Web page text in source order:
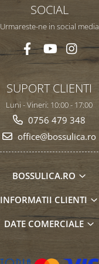
SOCIAL
Urmareste-ne in social media
SUPORT CLIENTI
Luni - Vineri: 10:00 - 17:00
0756 479 348
office@bossulica.ro
BOSSULICA.RO
INFORMATII CLIENTI
DATE COMERCIALE